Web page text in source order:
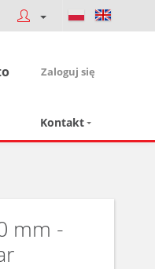
Zaloguj się
Kontakt
mm -